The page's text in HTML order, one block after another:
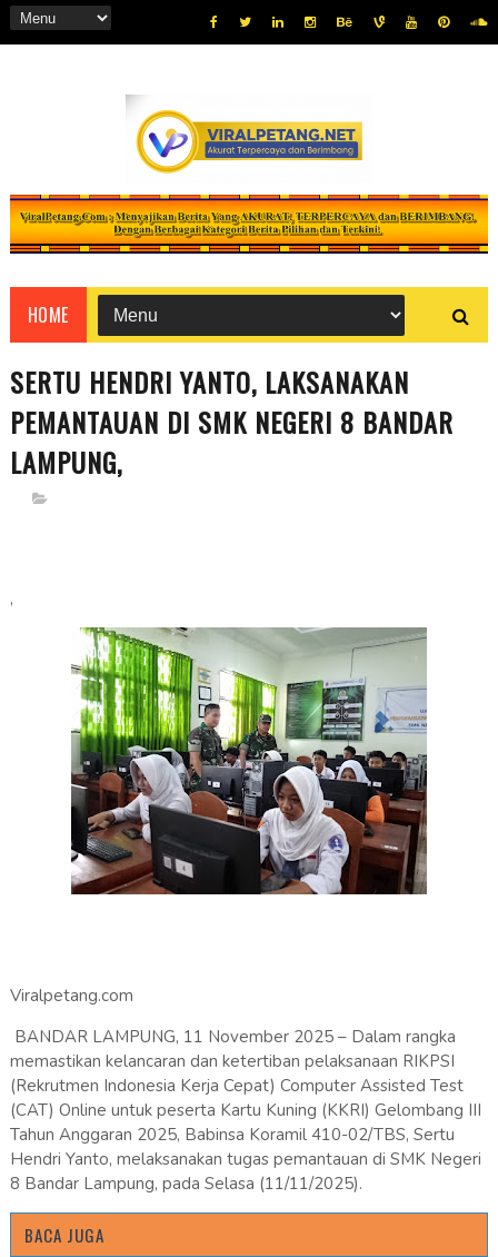
HOME
SERTU HENDRI YANTO, LAKSANAKAN
PEMANTAUAN DI SMK NEGERI 8 BANDAR
LAMPUNG,
,
Viralpetang.com
BANDAR LAMPUNG, 11 November 2025 – Dalam rangka
memastikan kelancaran dan ketertiban pelaksanaan RIKPSI
(Rekrutmen Indonesia Kerja Cepat) Computer Assisted Test
(CAT) Online untuk peserta Kartu Kuning (KKRI) Gelombang III
Tahun Anggaran 2025, Babinsa Koramil 410-02/TBS, Sertu
Hendri Yanto, melaksanakan tugas pemantauan di SMK Negeri
8 Bandar Lampung, pada Selasa (11/11/2025).
BACA JUGA